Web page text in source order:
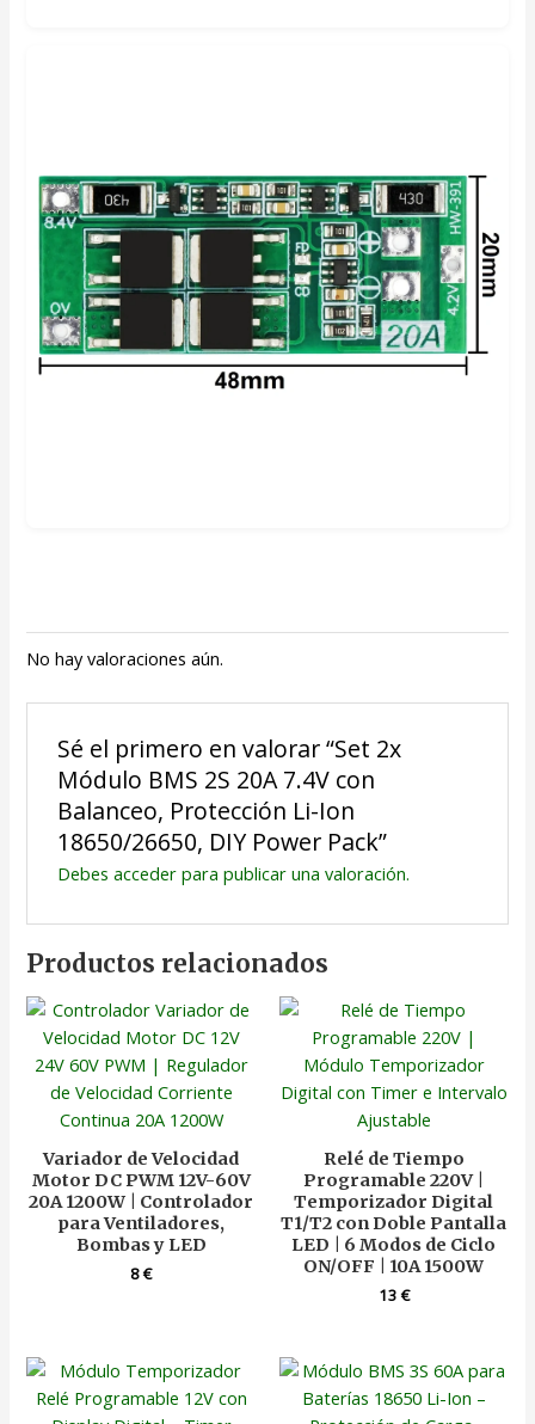
No hay valoraciones aún.
Sé el primero en valorar “Set 2x
Módulo BMS 2S 20A 7.4V con
Balanceo, Protección Li-Ion
18650/26650, DIY Power Pack”
Debes accederpara publicar una valoración.
Productos relacionados
Variador de Velocidad
Motor DC PWM 12V-60V
20A 1200W | Controlador
para Ventiladores,
Bombas y LED
8€
Relé de Tiempo
Programable 220V |
Temporizador Digital
T1/T2 con Doble Pantalla
LED | 6 Modos de Ciclo
ON/OFF | 10A 1500W
13€